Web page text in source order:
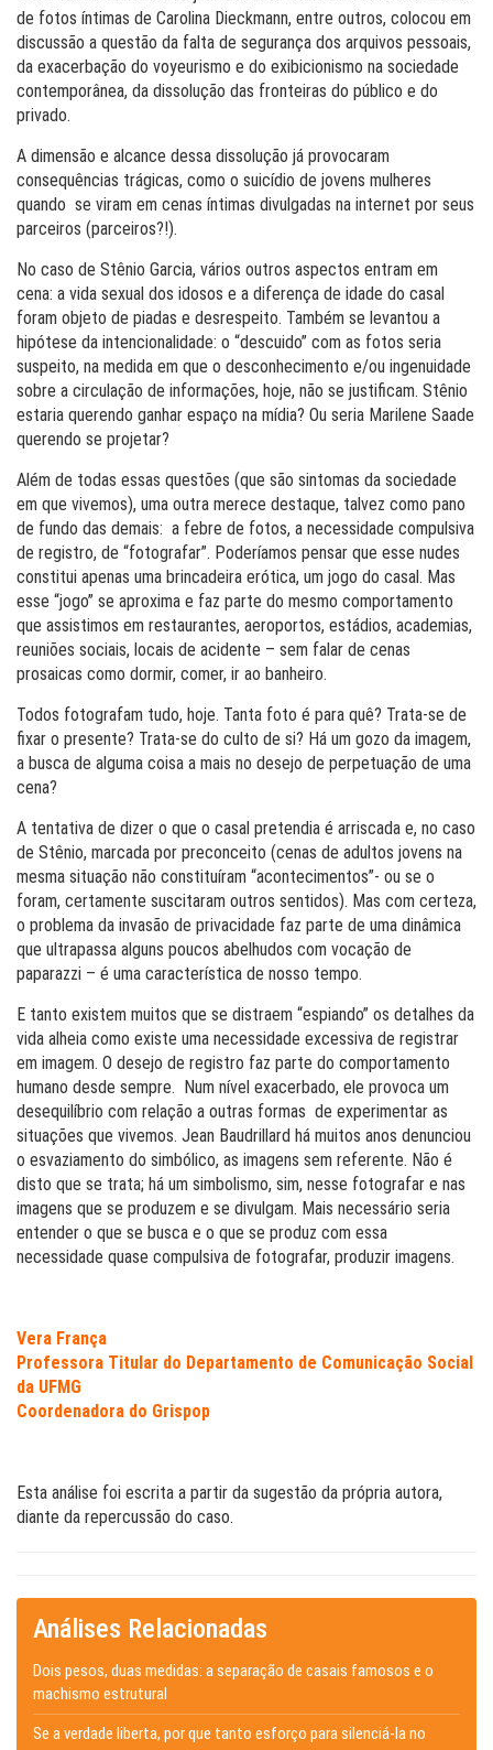
de fotos íntimas de Carolina Dieckmann, entre outros, colocou em
discussão a questão da falta de segurança dos arquivos pessoais,
da exacerbação do voyeurismo e do exibicionismo na sociedade
contemporânea, da dissolução das fronteiras do público e do
privado.
A dimensão e alcance dessa dissolução já provocaram
consequências trágicas, como o suicídio de jovens mulheres
quando se viram em cenas íntimas divulgadas na internet por seus
parceiros (parceiros?!).
No caso de Stênio Garcia, vários outros aspectos entram em
cena: a vida sexual dos idosos e a diferença de idade do casal
foram objeto de piadas e desrespeito. Também se levantou a
hipótese da intencionalidade: o “descuido” com as fotos seria
suspeito, na medida em que o desconhecimento e/ou ingenuidade
sobre a circulação de informações, hoje, não se justificam. Stênio
estaria querendo ganhar espaço na mídia? Ou seria Marilene Saade
querendo se projetar?
Além de todas essas questões (que são sintomas da sociedade
em que vivemos), uma outra merece destaque, talvez como pano
de fundo das demais: a febre de fotos, a necessidade compulsiva
de registro, de “fotografar”. Poderíamos pensar que esse nudes
constitui apenas uma brincadeira erótica, um jogo do casal. Mas
esse “jogo” se aproxima e faz parte do mesmo comportamento
que assistimos em restaurantes, aeroportos, estádios, academias,
reuniões sociais, locais de acidente – sem falar de cenas
prosaicas como dormir, comer, ir ao banheiro.
Todos fotografam tudo, hoje. Tanta foto é para quê? Trata-se de
fixar o presente? Trata-se do culto de si? Há um gozo da imagem,
a busca de alguma coisa a mais no desejo de perpetuação de uma
cena?
A tentativa de dizer o que o casal pretendia é arriscada e, no caso
de Stênio, marcada por preconceito (cenas de adultos jovens na
mesma situação não constituíram “acontecimentos”- ou se o
foram, certamente suscitaram outros sentidos). Mas com certeza,
o problema da invasão de privacidade faz parte de uma dinâmica
que ultrapassa alguns poucos abelhudos com vocação de
paparazzi – é uma característica de nosso tempo.
E tanto existem muitos que se distraem “espiando” os detalhes da
vida alheia como existe uma necessidade excessiva de registrar
em imagem. O desejo de registro faz parte do comportamento
humano desde sempre. Num nível exacerbado, ele provoca um
desequilíbrio com relação a outras formas de experimentar as
situações que vivemos. Jean Baudrillard há muitos anos denunciou
o esvaziamento do simbólico, as imagens sem referente. Não é
disto que se trata; há um simbolismo, sim, nesse fotografar e nas
imagens que se produzem e se divulgam. Mais necessário seria
entender o que se busca e o que se produz com essa
necessidade quase compulsiva de fotografar, produzir imagens.
Vera França
Professora Titular do Departamento de Comunicação Social
da UFMG
Coordenadora do Grispop
Esta análise foi escrita a partir da sugestão da própria autora,
diante da repercussão do caso.
Análises Relacionadas
Dois pesos, duas medidas: a separação de casais famosos e o
machismo estrutural
Se a verdade liberta, por que tanto esforço para silenciá-la no